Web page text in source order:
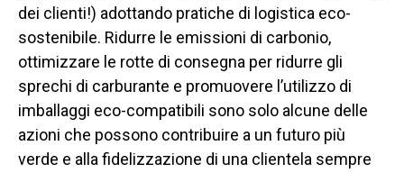
dei clienti!) adottando pratiche di logistica eco-
sostenibile. Ridurre le emissioni di carbonio,
ottimizzare le rotte di consegna per ridurre gli
sprechi di carburante e promuovere l’utilizzo di
imballaggi eco-compatibili sono solo alcune delle
azioni che possono contribuire a un futuro più
verde e alla fidelizzazione di una clientela sempre